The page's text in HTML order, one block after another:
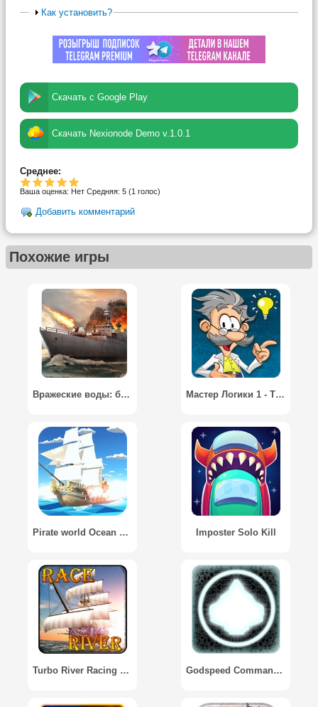
Как установить?
Скачать с Google Play
Скачать Nexionode Demo v.1.0.1
Среднее:
Ваша оценка: Нет Средняя: 5 (1 голос)
Добавить комментарий
Похожие игры
Вражеские воды: битва подводной лодки и корабля / Enemy Waters: Submarine and Warship battles Мастер Логики 1 - Творческая головоломка / Logic Master 1 - Mind Twist
Pirate world Ocean break Imposter Solo Kill
Turbo River Racing Ship 3D Godspeed Commander